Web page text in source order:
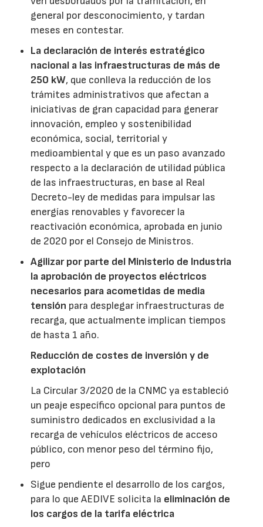
general por desconocimiento, y tardan
meses en contestar.
La declaración de interés estratégico
nacional a las infraestructuras de más de
250 kW, que conlleva la reducción de los
trámites administrativos que afectan a
iniciativas de gran capacidad para generar
innovación, empleo y sostenibilidad
económica, social, territorial y
medioambiental y que es un paso avanzado
respecto a la declaración de utilidad pública
de las infraestructuras, en base al Real
Decreto-ley de medidas para impulsar las
energías renovables y favorecer la
reactivación económica, aprobada en junio
de 2020 por el Consejo de Ministros.
Agilizar por parte del Ministerio de Industria
la aprobación de proyectos eléctricos
necesarios para acometidas de media
tensión para desplegar infraestructuras de
recarga, que actualmente implican tiempos
de hasta 1 año.
Reducción de costes de inversión y de
explotación
La Circular 3/2020 de la CNMC ya estableció
un peaje específico opcional para puntos de
suministro dedicados en exclusividad a la
recarga de vehículos eléctricos de acceso
público, con menor peso del término fijo,
pero
Sigue pendiente el desarrollo de los cargos,
para lo que AEDIVE solicita la eliminación de
los cargos de la tarifa eléctrica